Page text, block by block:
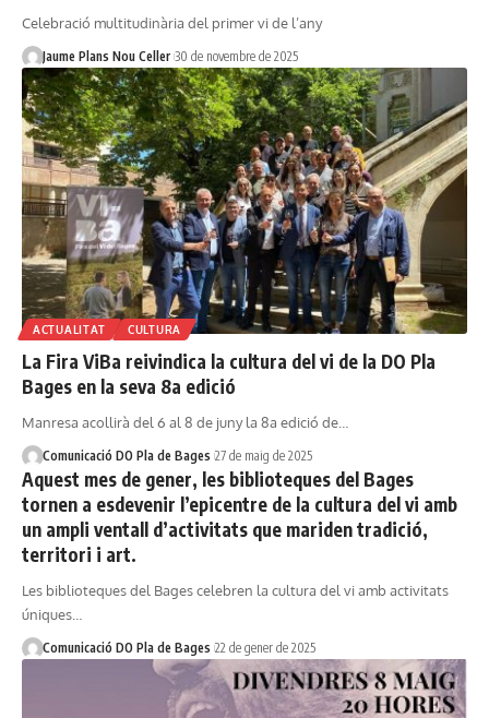
Celebració multitudinària del primer vi de l’any
Jaume Plans Nou Celler 30 de novembre de 2025
ACTUALITAT CULTURA
La Fira ViBa reivindica la cultura del vi de la DO Pla
Bages en la seva 8a edició
Manresa acollirà del 6 al 8 de juny la 8a edició de…
Comunicació DO Pla de Bages 27 de maig de 2025
Aquest mes de gener, les biblioteques del Bages
tornen a esdevenir l’epicentre de la cultura del vi amb
un ampli ventall d’activitats que mariden tradició,
territori i art.
Les biblioteques del Bages celebren la cultura del vi amb activitats
úniques…
Comunicació DO Pla de Bages 22 de gener de 2025